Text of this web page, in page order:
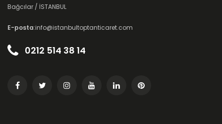
Bağcılar / İSTANBUL
E-posta:info@istanbultoptanticaret.com
0212 514 38 14